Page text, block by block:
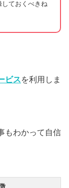
ておくべきね
ビスを利用しま
もわかって自信